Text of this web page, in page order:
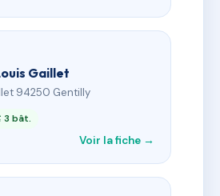
Gaillet
94250 Gentilly
bât.
Voir la fiche →